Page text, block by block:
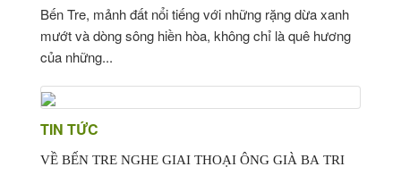
Bến Tre, mảnh đất nổi tiếng với những rặng dừa xanh
mướt và dòng sông hiền hòa, không chỉ là quê hương
của những...
TIN TỨC
VỀ BẾN TRE NGHE GIAI THOẠI ÔNG GIÀ BA TRI